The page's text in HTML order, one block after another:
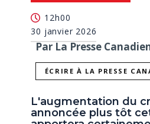
12h00
30 janvier 2026
Par La Presse
ÉCRIRE À LA PRESSE
L'augmentation du
annoncée plus tôt